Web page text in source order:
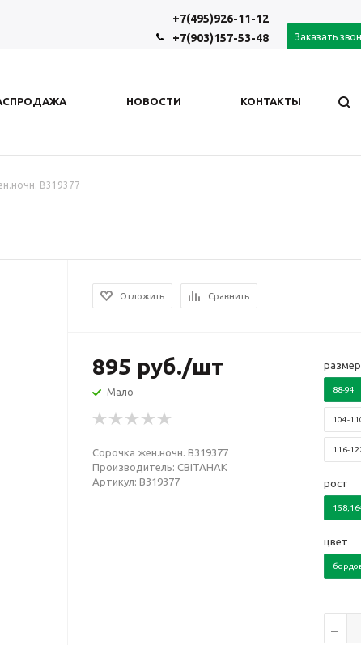
+7(495)926-11-12
+7(903)157-53-48
Заказать
НОВОСТИ КОНТАКТЫ
В319377
Отложить Сравнить
895 руб./шт
Мало
Сорочка жен.ночн. В319377
Производитель: СВIТАНАК
Артикул: В319377
размер
88-94
104-
116-
рост
цвет